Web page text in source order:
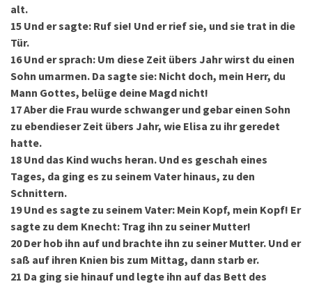
alt.
15 Und er sagte: Ruf sie! Und er rief sie, und sie trat in die
Tür.
16 Und er sprach: Um diese Zeit übers Jahr wirst du einen
Sohn umarmen. Da sagte sie: Nicht doch, mein Herr, du
Mann Gottes, belüge deine Magd nicht!
17Aber die Frau wurde schwanger und gebar einen Sohn
zu ebendieser Zeit übers Jahr, wie Elisa zu ihr geredet
hatte.
18 Und das Kind wuchs heran. Und es geschah eines
Tages, da ging es zu seinem Vater hinaus, zu den
Schnittern.
19 Und es sagte zu seinem Vater: Mein Kopf, mein Kopf! Er
sagte zu dem Knecht: Trag ihn zu seiner Mutter!
20 Der hob ihn auf und brachte ihn zu seiner Mutter. Und er
saß auf ihren Knien bis zum Mittag, dann starb er.
21 Da ging sie hinauf und legte ihn auf das Bett des